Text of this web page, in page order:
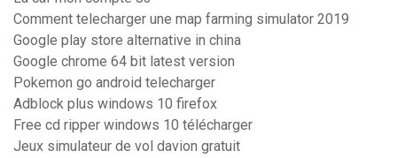
Comment telecharger une map farming simulator 2019
Google play store alternative in china
Google chrome 64 bit latest version
Pokemon go android telecharger
Adblock plus windows 10 firefox
Free cd ripper windows 10 télécharger
Jeux simulateur de vol davion gratuit